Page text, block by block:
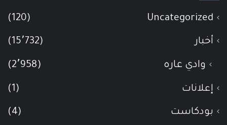
Uncategorized
(120)
أخبار (15٬732)
وادي عاره (2٬958)
إعلانات (1)
بودكاست (4)